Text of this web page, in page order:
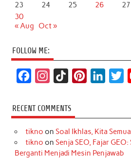
23
24 25 26 27
30
« Aug
Oct »
FOLLOW ME:
c
e
b
s
t
a
k
T
o
k
t
e
r
k
e
d
t
t
RECENT COMMENTS
tikno on Soal Ikhlas, Kita
tikno on Senja SEO, Fajar
Berganti Menjadi Mesin Penjawab